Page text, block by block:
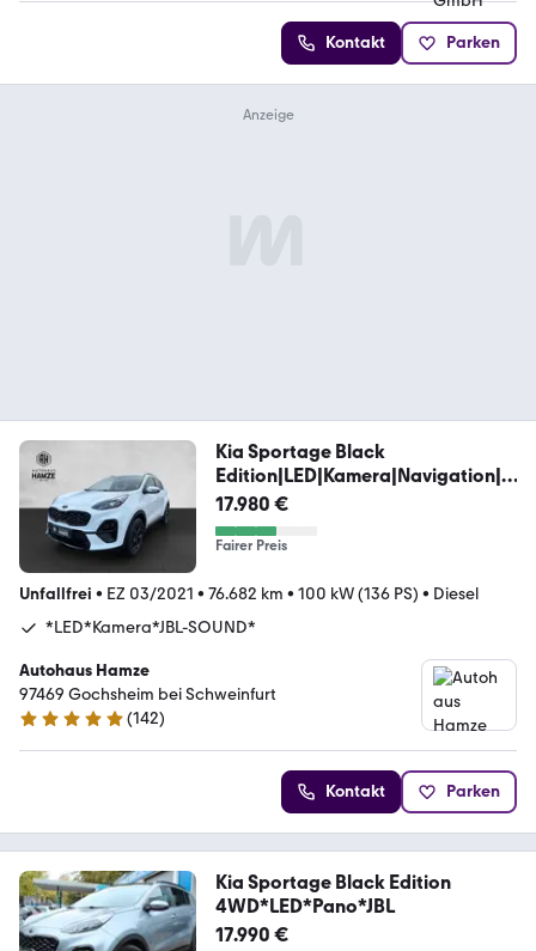
Kontakt Parken
Kia Sportage Black
Edition|LED|Kamera|Navigation|J
BL
17.980 €
Fairer Preis
Unfallfrei • EZ 03/2021 • 76.682 km • 100 kW (136 PS) • Diesel
*LED*Kamera*JBL-SOUND*
Autohaus Hamze
97469 Gochsheim bei Schweinfurt
5 Sterne
(142)
Kontakt Parken
Kia Sportage Black Edition
4WD*LED*Pano*JBL
17.990 €